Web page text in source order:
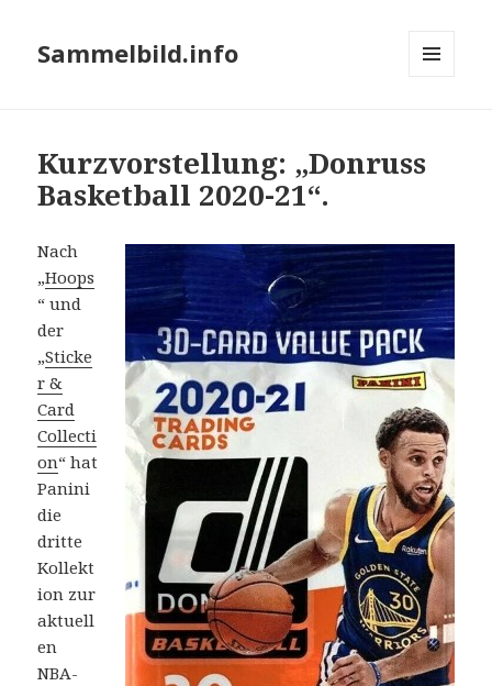
Sammelbild.info
Kurzvorstellung: „Donruss
Basketball 2020-21“.
Nach
„Hoops
“ und
der
„Sticke
r &
Card
Collecti
on“ hat
Panini
die
dritte
Kollekt
ion zur
aktuell
en
NBA-